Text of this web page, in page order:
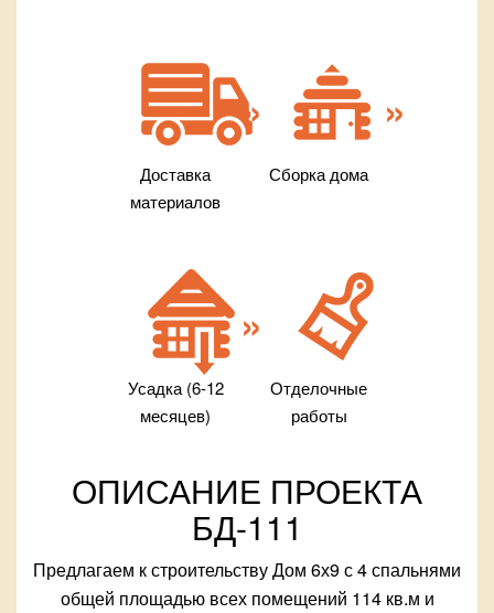
Доставка
материалов
Сборка дома
Усадка (6-12
месяцев)
Отделочные
работы
ОПИСАНИЕ ПРОЕКТА
БД-111
Предлагаем к строительству Дом 6х9 с 4 спальнями
общей площадью всех помещений 114 кв.м и